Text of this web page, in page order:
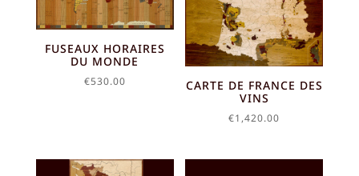
FUSEAUX HORAIRES
DU MONDE
€530.00
CARTE DE FRANCE DES
VINS
€1,420.00